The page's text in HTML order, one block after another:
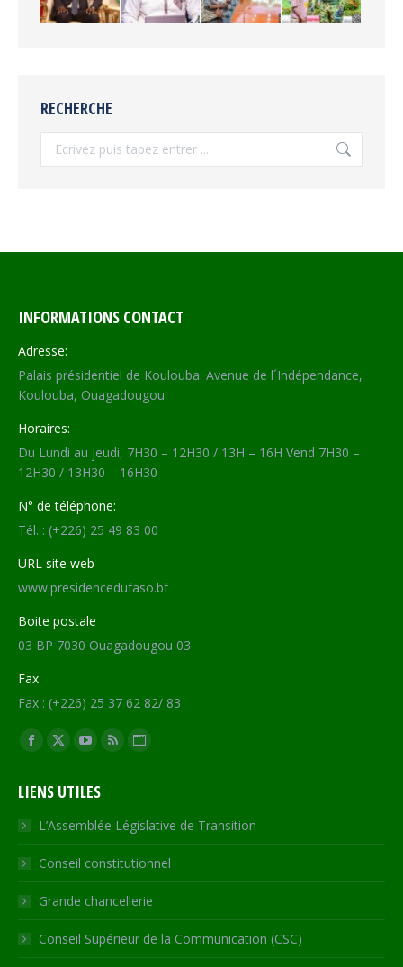
RECHERCHE
Recherche
INFORMATIONS CONTACT
Adresse:
Palais présidentiel de Koulouba. Avenue de l´Indépendance,
Koulouba, Ouagadougou
Horaires:
Du Lundi au jeudi, 7H30 – 12H30 / 13H – 16H Vend 7H30 –
12H30 / 13H30 – 16H30
N° de téléphone:
Tél. : (+226) 25 49 83 00
URL site web
www.presidencedufaso.bf
Boite postale
03 BP 7030 Ouagadougou 03
Fax
Fax : (+226) 25 37 62 82/ 83
Trouvez nous sur :
Facebook
opens
in
new
window
X
opens
in
new
window
YouTube
opens
in
new
window
RSS
in
new
window
Site
opens
in
new
LIENS UTILES
L’Assemblée Législative de Transition
Conseil constitutionnel
Grande chancellerie
Conseil Supérieur de la Communication (CSC)